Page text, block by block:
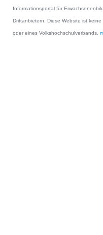
Informationsportal für
Drittanbietern. Diese Website ist
oder eines Volkshochschulverbands.